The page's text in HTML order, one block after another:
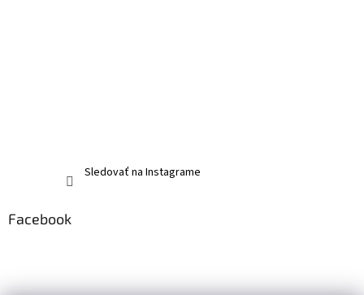
Sledovať na Instagrame
Facebook